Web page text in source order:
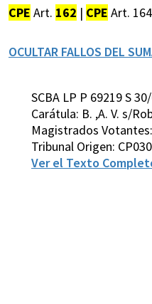
CPE Art. 162 | CPE Art.
OCULTAR FALLOS DEL
SCBA LP P 69219 S
Carátula: B. ,A. V. s/
Magistrados
Tribunal Origen:
Ver el Texto